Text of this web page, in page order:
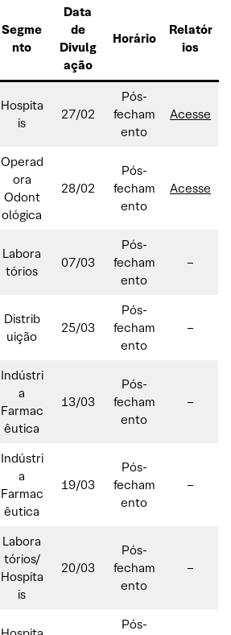
Segme
nto
Data
de
Divulg
ação
Horário
Relatór
ios
Hospita
is
27/02
Pós-
fecham
ento
Acesse
Operad
ora
Odont
ológica
28/02
Pós-
fecham
ento
Acesse
Labora
tórios
07/03
Pós-
fecham
ento
–
Distrib
uição
25/03
Pós-
fecham
ento
–
Indústri
a
Farmac
êutica
13/03
Pós-
fecham
ento
–
Indústri
a
Farmac
êutica
19/03
Pós-
fecham
ento
–
Labora
tórios/
Hospita
is
20/03
Pós-
fecham
ento
–
Pós-